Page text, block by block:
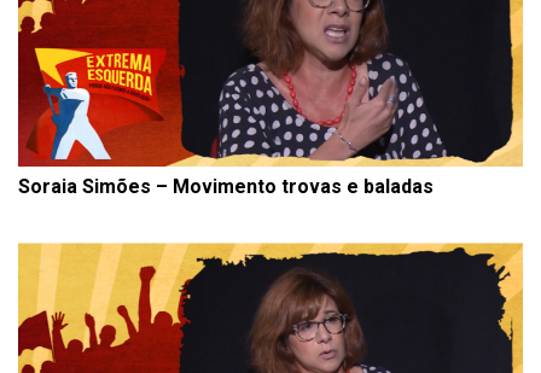
Soraia Simões – Movimento trovas e baladas